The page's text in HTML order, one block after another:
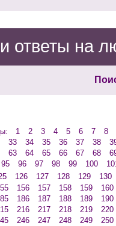
ответы на
1 2 3 4 5 6 7 8
33 34 35 36 37 38
63 64 65 66 67 68
95 96 97 98 99 100
126 127 128 129 130
156 157 158 159 160
186 187 188 189 190
216 217 218 219 220
246 247 248 249 250